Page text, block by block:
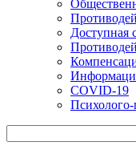
Доступная
COVID-19
Психолого-